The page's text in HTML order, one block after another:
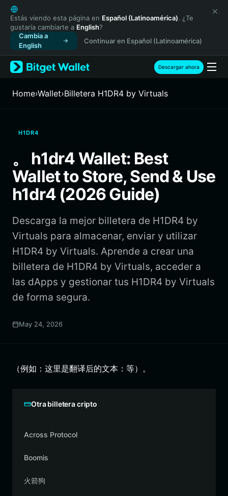
English
日本語
Tiếng Việt
Русский
Español (Latinoamérica)
Türkçe
Français
繁體中文
Bahasa Indonesia
ภาษาไทย
हिन्दी
Español
Español (Argentina)
Estás viendo esta página en Español (Latinoamérica). ¿Te
gustaría cambiarte a English?
Cambia a
English
Continuar en Español (Latinoamérica)
Descargar ahora
Home›Wallet›Billetera H1DR4 by Virtuals
H1DR4
。 h1dr4 Wallet: Best
Wallet to Store, Send & Use
h1dr4 (2026 Guide)
Descarga la mejor billetera de H1DR4 by
Virtuals para almacenar, enviar y utilizar
H1DR4 by Virtuals. Aprende a crear una
billetera de H1DR4 by Virtuals, acceder a
las dApps y gestionar tus H1DR4 by Virtuals
de forma segura.
May 24, 2026
（例如：这里是翻译后的文本：等）。
Otra billetera cripto
Across Protocol
Boomis
火箭狗